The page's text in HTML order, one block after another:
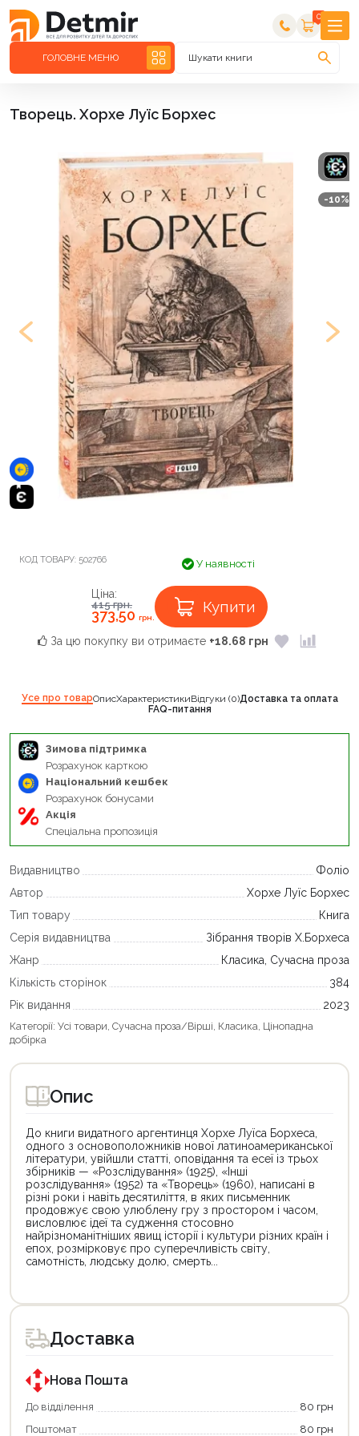
0
ГОЛОВНЕ МЕНЮ Шукати книги
Творець. Хорхе Луїс Борхес
-10%
КОД ТОВАРУ: 502766 У наявності
Ціна:
415грн.
373,50 грн.
Купити
За цю покупку ви отримаєте +18.68 грн
Усе про товарОписХарактеристикиВідгуки (0)Доставка та оплата
FAQ-питання
Зимова підтримка
Розрахунок карткою
Національний кешбек
Розрахунок бонусами
Акція
Спеціальна пропозиція
Видавництво
Фоліо
Автор
Хорхе Луїс Борхес
Тип товару
Книга
Серія видавництва
Зібрання творів Х.Борхеса
Жанр
Класика, Сучасна проза
Кількість сторінок
384
Рік видання
2023
Категорії: Усі товари, Сучасна проза/Вірші, Класика, Цінопадна
добірка
Опис
До книги видатного аргентинця Хорхе Луїса Борхеса,
одного з основоположників нової латиноамериканської
літератури, увійшли статті, оповідання та есеї із трьох
збірників — «Розслідування» (1925), «Інші
розслідування» (1952) та «Творець» (1960), написані в
різні роки і навіть десятиліття, в яких письменник
продовжує свою улюблену гру з простором і часом,
висловлює ідеї та судження стосовно
найрізноманітніших явищ історії і культури різних країн і
епох, розмірковує про суперечливість світу,
самотність, людську долю, смерть...
товар
для
покупки
державною
програмою
єКнига.
Використовуйте
карту
товар
для
покупки
державною
програмою
«Національний
кешбек».
покупку
Доставка
Нова Пошта
До відділення
80 грн
Поштомат
80 грн